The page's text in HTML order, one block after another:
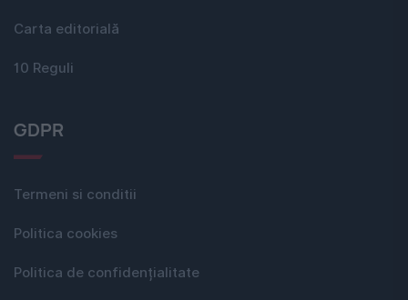
Carta editorială
10 Reguli
GDPR
Termeni si conditii
Politica cookies
Politica de confidențialitate